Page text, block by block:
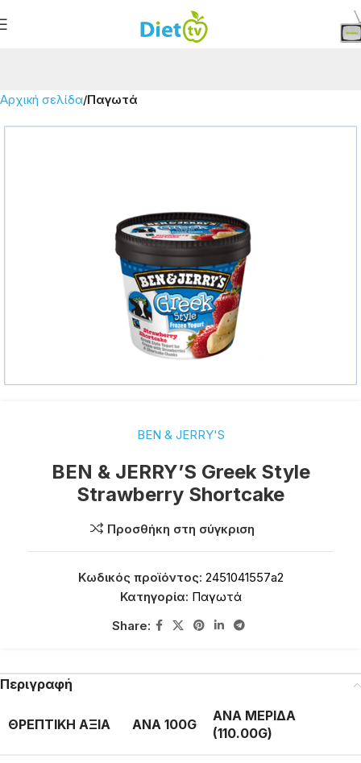
Αρχική σελίδα Παγωτά
BEN & JERRY'S
BEN & JERRY’S Greek Style
Strawberry Shortcake
Προσθήκη στη σύγκριση
Κωδικός προϊόντος: 2451041557a2
Κατηγορία: Παγωτά
Share:
Περιγραφή
ΘΡΕΠΤΙΚΗ ΑΞΙΑ ΑΝΑ 100G
ΑΝΑ ΜΕΡΙΔΑ
(110.00G)